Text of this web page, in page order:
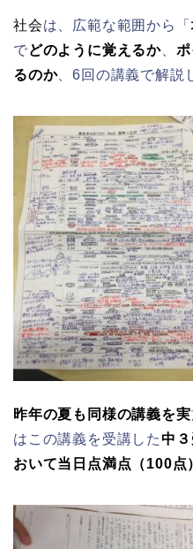
社会は、広範な範囲から「
でどのように覚えるか
るのか、6回の講義で解説
昨年の夏も同様の講義を実
はこの講義を受講した中
おいて当日点満点（100点